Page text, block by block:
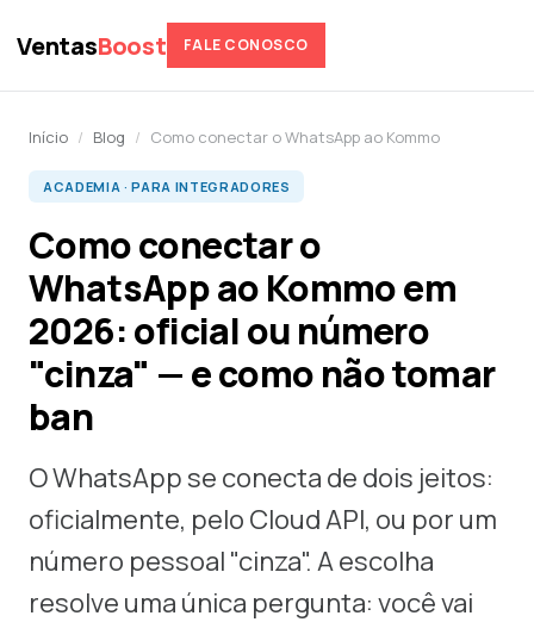
VentasBoost FALE CONOSCO
Início / Blog / Como conectar o WhatsApp ao Kommo
ACADEMIA · PARA INTEGRADORES
Como conectar o
WhatsApp ao Kommo em
2026: oficial ou número
"cinza" — e como não tomar
ban
O WhatsApp se conecta de dois jeitos:
oficialmente, pelo Cloud API, ou por um
número pessoal "cinza". A escolha
resolve uma única pergunta: você vai